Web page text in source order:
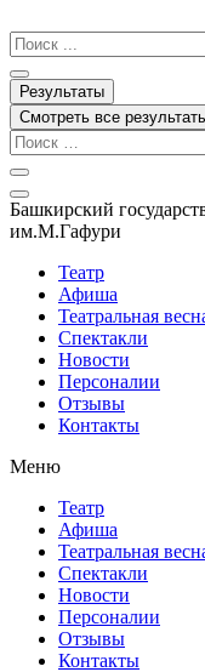
к
содержимому
Search
...
Результаты
Смотреть все
Башкирский
им.М.Гафури
Театр
Афиша
Театральная
Спектакли
Новости
Персоналии
Отзывы
Контакты
Меню
Театр
Афиша
Театральная
Спектакли
Новости
Персоналии
Отзывы
Контакты